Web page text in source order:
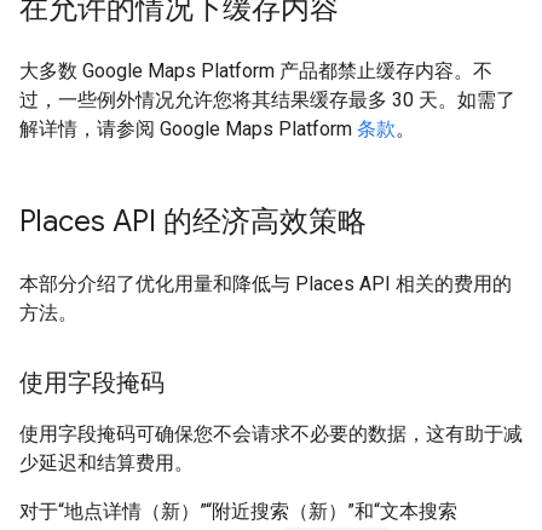
在允许的情况下缓存内容
大多数 Google Maps Platform 产品都禁止缓存内容。不
过，一些例外情况允许您将其结果缓存最多 30 天。如需了
解详情，请参阅 Google Maps Platform 条款。
Places API 的经济高效策略
本部分介绍了优化用量和降低与 Places API 相关的费用的
方法。
使用字段掩码
使用字段掩码可确保您不会请求不必要的数据，这有助于减
少延迟和结算费用。
对于“地点详情（新）”“附近搜索（新）”和“文本搜索